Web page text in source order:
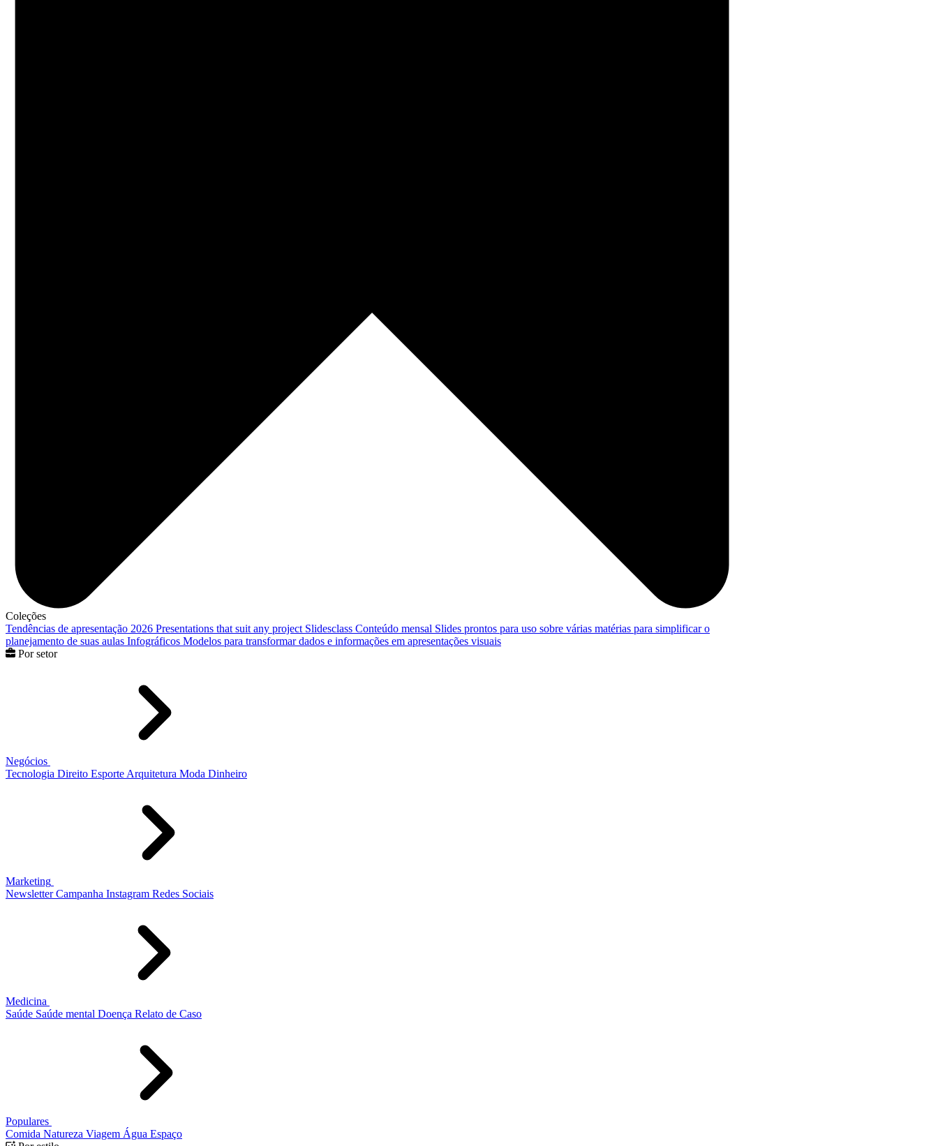
Coleções
Tendências de apresentação 2026 Presentations that suit any project Slidesclass Conteúdo mensal Slides prontos para uso sobre várias matérias para simplificar o
planejamento de suas aulas Infográficos Modelos para transformar dados e informações em apresentações visuais
Por setor
Negócios
Tecnologia Direito Esporte Arquitetura Moda Dinheiro
Marketing
Newsletter Campanha Instagram Redes Sociais
Medicina
Saúde Saúde mental Doença Relato de Caso
Populares
Comida Natureza Viagem Água Espaço